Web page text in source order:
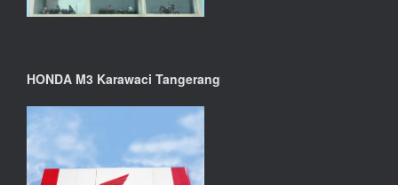
HONDA M3 Karawaci Tangerang